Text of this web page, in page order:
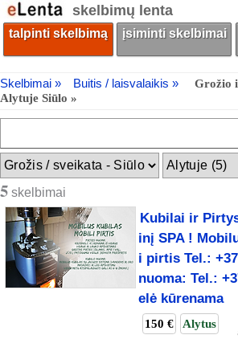
skelbimų lenta
talpinti skelbimą įsiminti skelbimai
Skelbimai » Buitis / laisvalaikis »
Grožio
Alytuje Siūlo »
5 skelbimai
Kubilai ir
inį SPA !
i pirtis Tel.:
nuoma: Tel.:
elė kūrenama
150 € Alytus